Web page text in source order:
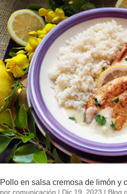
Pollo en salsa cremosa de limón y
por comunicación | Dic 19, 2023 | Blog